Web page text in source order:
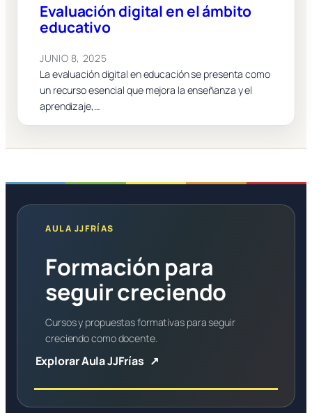
Evaluación digital en el ámbito
educativo
JUNIO 8, 2025
La evaluación digital en educación se presenta como
un recurso esencial que mejora la enseñanza y el
aprendizaje,…
AULA JJFRÍAS
Formación para
seguir creciendo
Cursos y propuestas formativas para seguir
creciendo como docente.
Explorar Aula JJFrías